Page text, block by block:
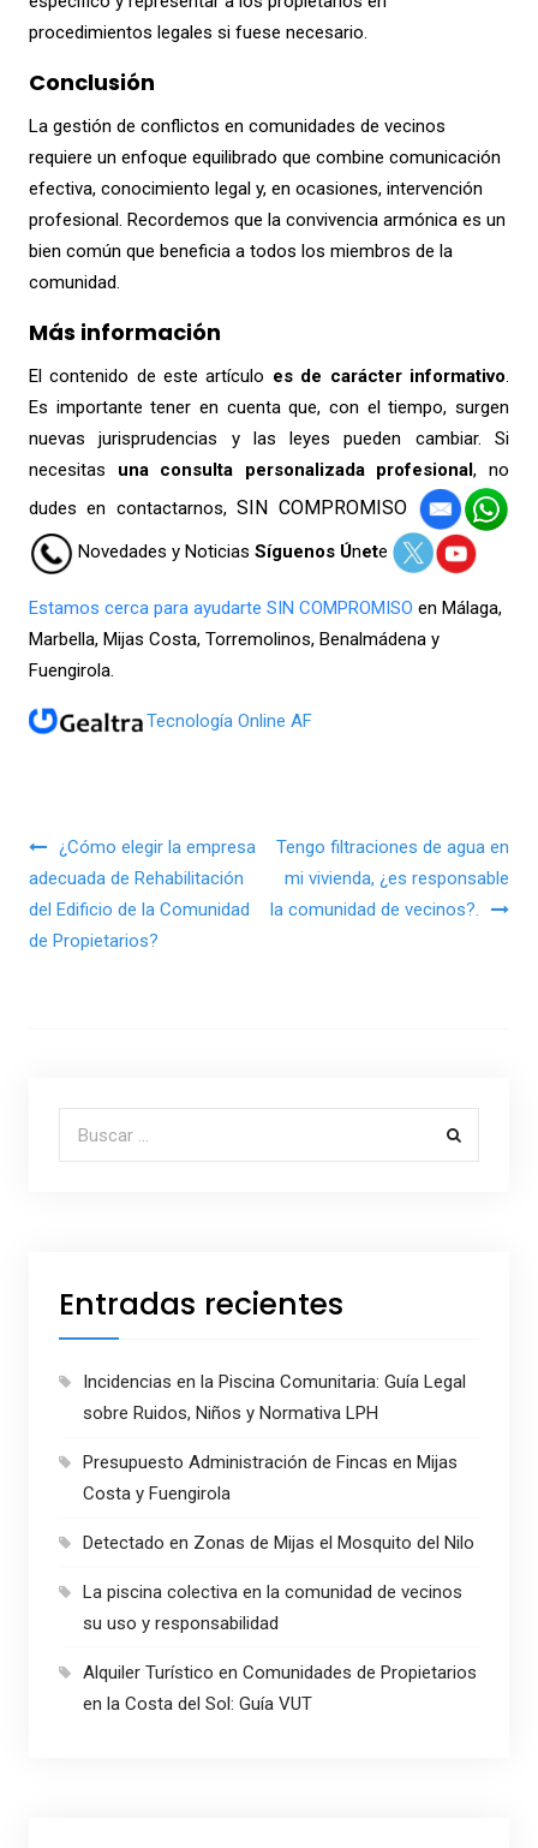
procedimientos legales si fuese necesario.
Conclusión
La gestión de conflictos en comunidades de vecinos
requiere un enfoque equilibrado que combine comunicación
efectiva, conocimiento legal y, en ocasiones, intervención
profesional. Recordemos que la convivencia armónica es un
bien común que beneficia a todos los miembros de la
comunidad.
Más información
El contenido de este artículo es de carácter informativo.
Es importante tener en cuenta que, con el tiempo, surgen
nuevas jurisprudencias y las leyes pueden cambiar. Si
necesitas una consulta personalizada profesional, no
dudes en contactarnos,SIN COMPROMISO
Novedades y Noticias Síguenos Únete
Estamos cerca para ayudarte SIN COMPROMISO en Málaga,
Marbella, Mijas Costa, Torremolinos, Benalmádena y
Fuengirola.
Tecnología Online AF
Navegación de entradas
¿Cómo elegir la empresa
adecuada de Rehabilitación
del Edificio de la Comunidad
de Propietarios?
Tengo filtraciones de agua en
mi vivienda, ¿es responsable
la comunidad de vecinos?.
Buscar por:
Entradas recientes
Incidencias en la Piscina Comunitaria: Guía Legal
sobre Ruidos, Niños y Normativa LPH
Presupuesto Administración de Fincas en Mijas
Costa y Fuengirola
Detectado en Zonas de Mijas el Mosquito del Nilo
La piscina colectiva en la comunidad de vecinos
su uso y responsabilidad
Alquiler Turístico en Comunidades de Propietarios
en la Costa del Sol: Guía VUT